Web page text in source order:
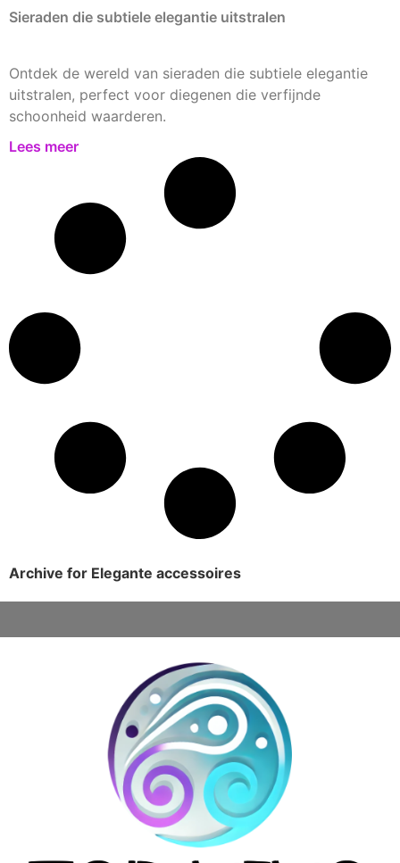
Sieraden die subtiele elegantie uitstralen
Ontdek de wereld van sieraden die subtiele elegantie
uitstralen, perfect voor diegenen die verfijnde
schoonheid waarderen.
Lees meer
Archive for Elegante accessoires